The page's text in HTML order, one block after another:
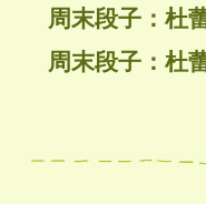
周末段子：杜
周末段子：杜